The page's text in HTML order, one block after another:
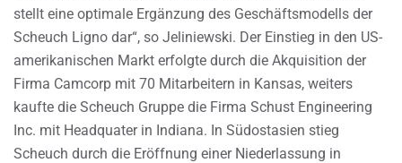
stellt eine optimale Ergänzung des Geschäftsmodells der
Scheuch Ligno dar“, so Jeliniewski. Der Einstieg in den US-
amerikanischen Markt erfolgte durch die Akquisition der
Firma Camcorp mit 70 Mitarbeitern in Kansas, weiters
kaufte die Scheuch Gruppe die Firma Schust Engineering
Inc. mit Headquater in Indiana. In Südostasien stieg
Scheuch durch die Eröffnung einer Niederlassung in